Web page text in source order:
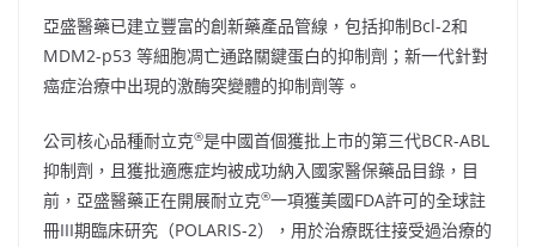
亞盛醫藥已建立豐富的創新藥產品管線，包括抑制Bcl-2和
MDM2-p53 等細胞凋亡通路關鍵蛋白的抑制劑；新一代針對
癌症治療中出現的激酶突變體的抑制劑等。
公司核心品種耐立克®是中國首個獲批上市的第三代BCR-ABL
抑制劑，且獲批適應症均被成功納入國家醫保藥品目錄，目
前，亞盛醫藥正在開展耐立克®一項獲美國FDA許可的全球註
冊III期臨床研究（POLARIS-2），用於治療既往接受過治療的